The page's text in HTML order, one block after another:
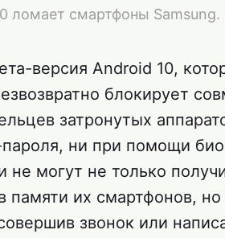
ломает смартфоны
версия Android 10,
блокирует
затронутых
ни при помощи
не могут не только
памяти их смартфонов,
звонок или